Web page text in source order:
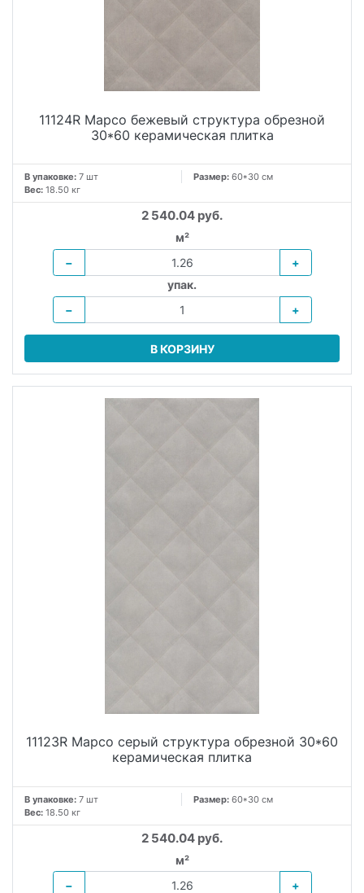
11124R Марсо бежевый структура обрезной
30*60 керамическая плитка
В упаковке: 7 шт Размер: 60*30 см
Вес: 18.50 кг
2 540.04 руб.
м²
−
+
упак.
−
+
В КОРЗИНУ
11123R Марсо серый структура обрезной 30*60
керамическая плитка
В упаковке: 7 шт Размер: 60*30 см
Вес: 18.50 кг
2 540.04 руб.
м²
−
+